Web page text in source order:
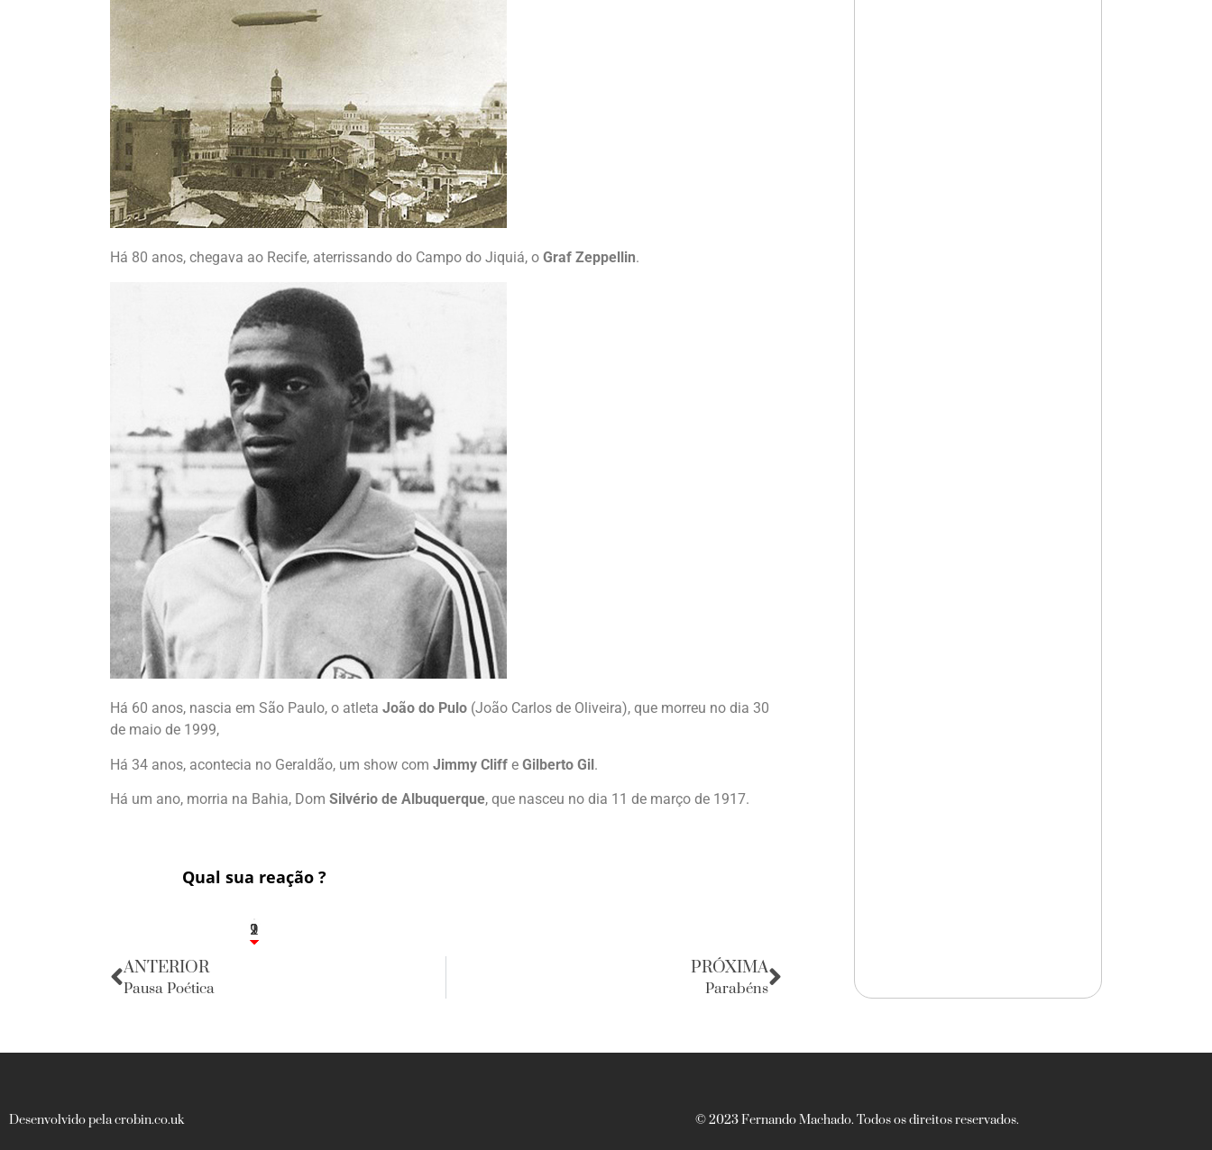
Há 80 anos, chegava ao Recife, aterrissando do Campo do Jiquiá, o Graf Zeppellin.
Há 60 anos, nascia em São Paulo, o atleta João do Pulo (João Carlos de Oliveira), que morreu no dia 30
de maio de 1999,
Há 34 anos, acontecia no Geraldão, um show com Jimmy Cliff e Gilberto Gil.
Há um ano, morria na Bahia, Dom Silvério de Albuquerque, que nasceu no dia 11 de março de 1917.
Qual sua reação ?
2
1
2
9
ANTERIOR
Pausa Poética
PRÓXIMA
Parabéns
Desenvolvido pela crobin.co.uk © 2023 Fernando Machado. Todos os direitos reservados.